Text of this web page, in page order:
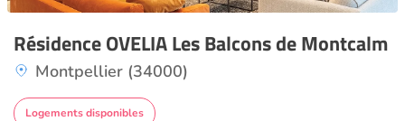
Résidence OVELIA Les Balcons de Montcalm
Montpellier (34000)
Logements disponibles